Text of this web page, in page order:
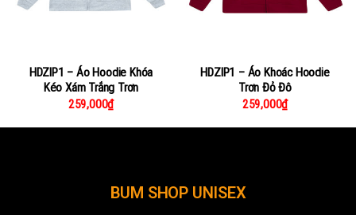
HDZIP1 – Áo Hoodie Khóa
Kéo Xám Trắng Trơn
259,000₫
HDZIP1 – Áo Khoác Hoodie
Trơn Đỏ Đô
259,000₫
BUM SHOP UNISEX